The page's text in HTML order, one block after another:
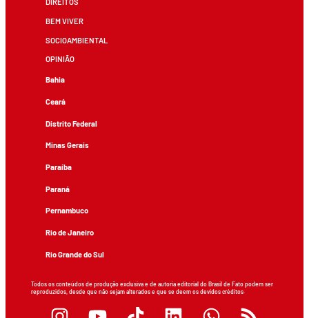
DIREITOS
BEM VIVER
SOCIOAMBIENTAL
OPINIÃO
Bahia
Ceará
Distrito Federal
Minas Gerais
Paraíba
Paraná
Pernambuco
Rio de Janeiro
Rio Grande do Sul
Todos os conteúdos de produção exclusiva e de autoria editorial do Brasil de Fato podem ser
reproduzidos, desde que não sejam alterados e que se deem os devidos créditos.